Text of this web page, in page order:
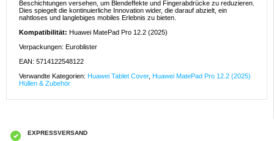
Beschichtungen versehen, um Blendeffekte und Fingerabdrücke zu reduzieren.
Dies spiegelt die kontinuierliche Innovation wider, die darauf abzielt, ein
nahtloses und langlebiges mobiles Erlebnis zu bieten.
Kompatibilität: Huawei MatePad Pro 12.2 (2025)
Verpackungen: Euroblister
EAN: 5714122548122
Verwandte Kategorien: Huawei Tablet Cover, Huawei MatePad Pro 12.2 (2025)
Hüllen & Zubehör
EXPRESSVERSAND